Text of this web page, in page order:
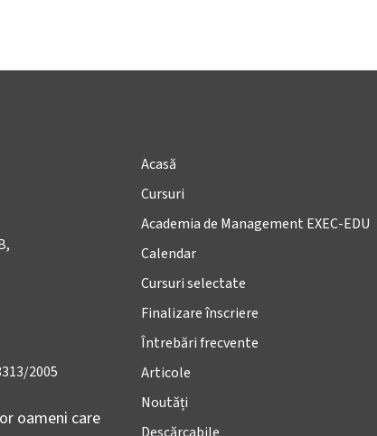
2005
oameni care
Acasă
Cursuri
Academia de Management EXEC-EDU
Calendar
Cursuri selectate
Finalizare înscriere
Întrebări frecvente
Articole
Noutăți